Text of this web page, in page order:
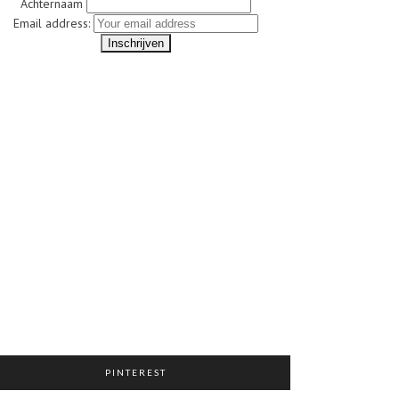
Achternaam
Email address:
PINTEREST